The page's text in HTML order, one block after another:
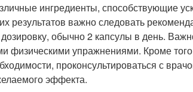
ингредиенты, способствующие
важно следовать
обычно 2 капсулы в день.
физическими упражнениями. Кроме
проконсультироваться с
эффекта.